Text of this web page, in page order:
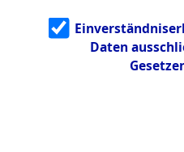
g
5.3.3
Todesmärsch
Daten